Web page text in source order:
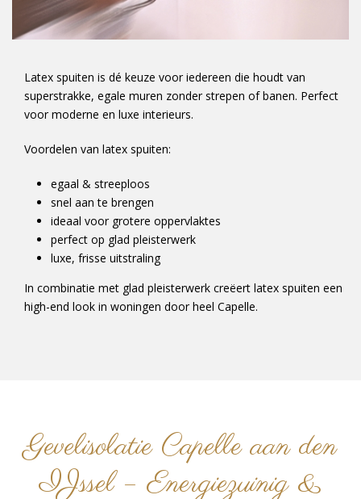
Latex spuiten is dé keuze voor iedereen die houdt van
superstrakke, egale muren zonder strepen of banen. Perfect
voor moderne en luxe interieurs.
Voordelen van latex spuiten:
egaal & streeploos
snel aan te brengen
ideaal voor grotere oppervlaktes
perfect op glad pleisterwerk
luxe, frisse uitstraling
In combinatie met glad pleisterwerk creëert latex spuiten een
high-end look in woningen door heel Capelle.
Gevelisolatie Capelle aan den
IJssel – Energiezuinig &